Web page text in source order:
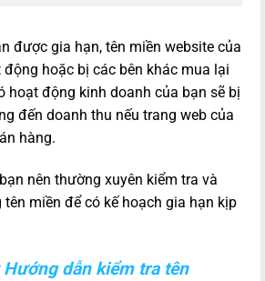
được gia hạn, tên miền website của
hoặc bị các bên khác mua lại
hoạt động kinh doanh của bạn sẽ bị
đến doanh thu nếu trang web của
hàng.
nên thường xuyên kiểm tra và
miền để có kế hoạch gia hạn kịp
Hướng dẫn kiểm tra tên